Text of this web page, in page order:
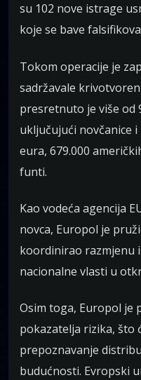
su 102 nove istrage
koje se bave
Tokom operacije je
sadržavale
presretnuto je više od
uključujući novčanice i
eura, 679.000
funti.
Kao vodeća agencija
novca, Europol je
koordinirao razmjenu
nacionalne vlasti u
Osim toga, Europol je
pokazatelja rizika, što
prepoznavanje
budućnosti. Evropski